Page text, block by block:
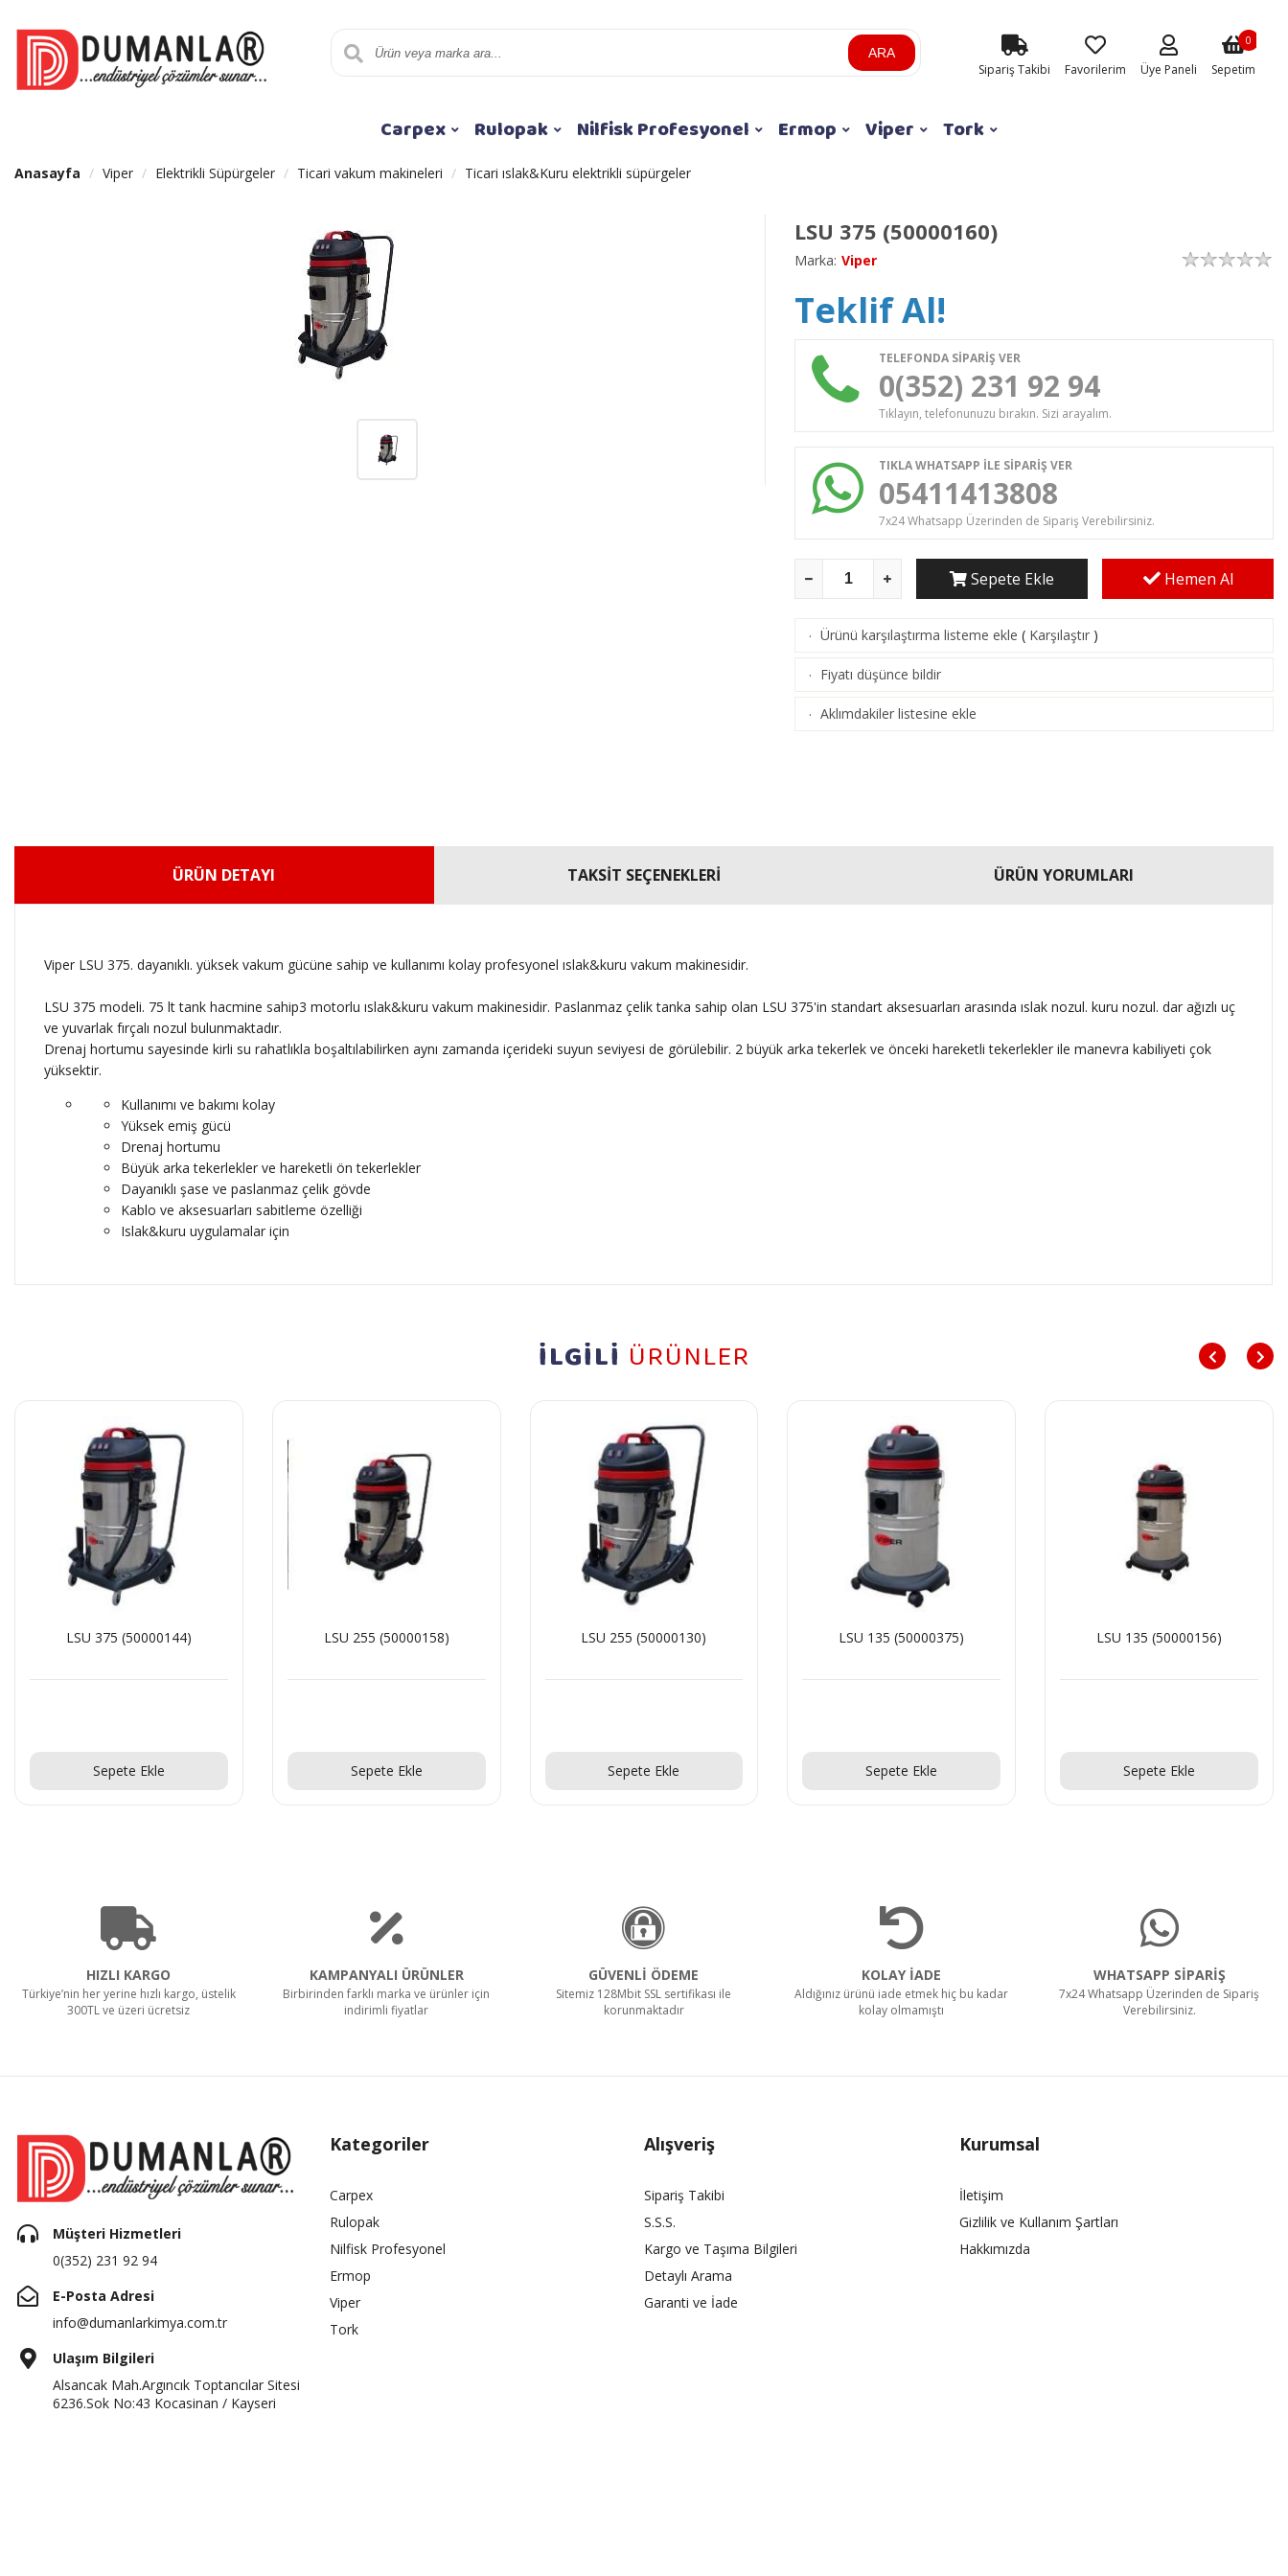
ARA
Sipariş Takibi Favorilerim Üye Paneli Sepetim
0
Carpex Rulopak Nilfisk Profesyonel Ermop Viper Tork
Anasayfa Viper Elektrikli Süpürgeler Ticari vakum makineleri Ticari ıslak&Kuru elektrikli süpürgeler
LSU 375 (50000160)
Marka: Viper
Teklif Al!
TELEFONDA SİPARİŞ VER
0(352) 231 92 94
Tıklayın, telefonunuzu bırakın. Sizi arayalım.
TIKLA WHATSAPP İLE SİPARİŞ VER
05411413808
7x24 Whatsapp Üzerinden de Sipariş Verebilirsiniz.
Sepete Ekle Hemen Al
· Ürünü karşılaştırma listeme ekle ( Karşılaştır )
· Fiyatı düşünce bildir
· Aklımdakiler listesine ekle
ÜRÜN DETAYI TAKSİT SEÇENEKLERİ ÜRÜN YORUMLARI
Viper LSU 375. dayanıklı. yüksek vakum gücüne sahip ve kullanımı kolay profesyonel ıslak&kuru vakum makinesidir.
LSU 375 modeli. 75 lt tank hacmine sahip3 motorlu ıslak&kuru vakum makinesidir. Paslanmaz çelik tanka sahip olan LSU 375'in standart aksesuarları arasında ıslak nozul. kuru nozul. dar ağızlı uç
ve yuvarlak fırçalı nozul bulunmaktadır.
Drenaj hortumu sayesinde kirli su rahatlıkla boşaltılabilirken aynı zamanda içerideki suyun seviyesi de görülebilir. 2 büyük arka tekerlek ve önceki hareketli tekerlekler ile manevra kabiliyeti çok
yüksektir.
Kullanımı ve bakımı kolay
Yüksek emiş gücü
Drenaj hortumu
Büyük arka tekerlekler ve hareketli ön tekerlekler
Dayanıklı şase ve paslanmaz çelik gövde
Kablo ve aksesuarları sabitleme özelliği
Islak&kuru uygulamalar için
İLGİLİ ÜRÜNLER
LSU 375 (50000144)
Sepete Ekle
LSU 255 (50000158)
Sepete Ekle
LSU 255 (50000130)
Sepete Ekle
LSU 135 (50000375)
Sepete Ekle
LSU 135 (50000156)
Sepete Ekle
HIZLI KARGO
Türkiye’nin her yerine hızlı kargo, üstelik
300TL ve üzeri ücretsiz
KAMPANYALI ÜRÜNLER
Birbirinden farklı marka ve ürünler için
indirimli fiyatlar
GÜVENLİ ÖDEME
Sitemiz 128Mbit SSL sertifikası ile
korunmaktadır
KOLAY İADE
Aldığınız ürünü iade etmek hiç bu kadar
kolay olmamıştı
WHATSAPP SİPARİŞ
7x24 Whatsapp Üzerinden de Sipariş
Verebilirsiniz.
Müşteri Hizmetleri
0(352) 231 92 94
E-Posta Adresi
info@dumanlarkimya.com.tr
Ulaşım Bilgileri
Alsancak Mah.Argıncık Toptancılar Sitesi
6236.Sok No:43 Kocasinan / Kayseri
Kategoriler
Carpex
Rulopak
Nilfisk Profesyonel
Ermop
Viper
Tork
Alışveriş
Sipariş Takibi
S.S.S.
Kargo ve Taşıma Bilgileri
Detaylı Arama
Garanti ve İade
Kurumsal
İletişim
Gizlilik ve Kullanım Şartları
Hakkımızda